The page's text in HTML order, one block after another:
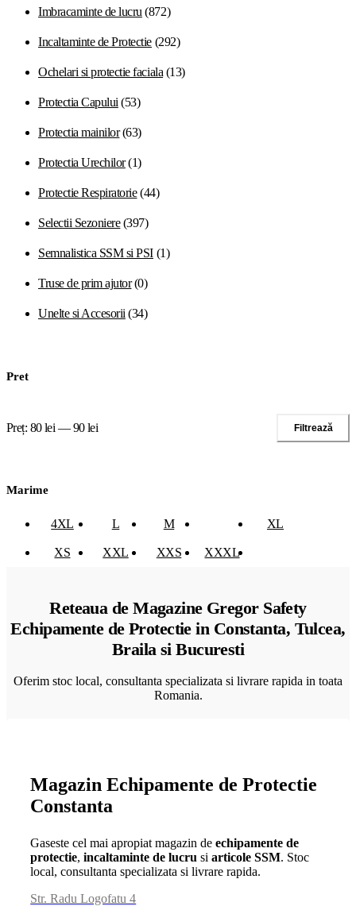
pot
pagina
produsului.
Imbracaminte de lucru (872)
Incaltaminte de Protectie (292)
Ochelari si protectie faciala (13)
Protectia Capului (53)
Protectia mainilor (63)
Protectia Urechilor (1)
Protectie Respiratorie (44)
Selectii Sezoniere (397)
Semnalistica SSM si PSI (1)
Truse de prim ajutor (0)
Unelte si Accesorii (34)
Pret
Preț
Preț
Filtrează
Preț: 80 lei —90 lei
Marime
4XL L M XL
XS XXL XXS XXXL
Reteaua de Magazine Gregor Safety
Echipamente de Protectie in Constanta, Tulcea,
Braila si Bucuresti
Oferim stoc local, consultanta specializata si livrare rapida in toata
Romania.
Magazin Echipamente de Protectie
Constanta
Gaseste cel mai apropiat magazin deechipamente de
protectie,incaltaminte de lucru siarticole SSM. Stoc
local, consultanta specializata si livrare rapida.
Str. Radu Logofatu 4